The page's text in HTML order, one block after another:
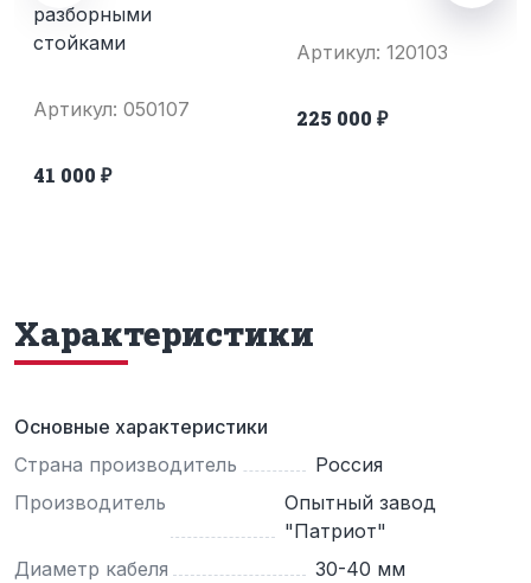
разборными
стойками
Артикул: 050107
41 000 ₽
Артикул: 120103
225 000 ₽
Характеристики
Основные характеристики
Страна производитель
Россия
Производитель
Опытный завод
"Патриот"
Диаметр кабеля
30-40 мм